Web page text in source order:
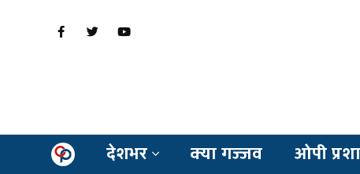
देशभर क्या गज्जव ओपी